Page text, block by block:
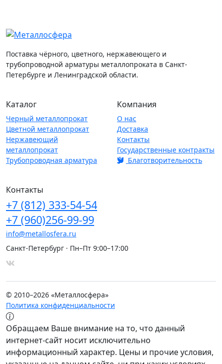
Поставка чёрного, цветного, нержавеющего и
трубопроводной арматуры металлопроката в Санкт-
Петербурге и Ленинградской области.
Каталог
Черный металлопрокат
Цветной металлопрокат
Нержавеющий
металлопрокат
Трубопроводная арматура
Компания
О нас
Доставка
Контакты
Государственные контракты
Благотворительность
Контакты
+7 (812) 333-54-54
+7 (960)256-99-99
info@metallosfera.ru
Санкт-Петербург · Пн–Пт 9:00–17:00
© 2010–2026 «Металлосфера»
Политика конфиденциальности
Обращаем Ваше внимание на то, что данный
интернет-сайт носит исключительно
информационный характер. Цены и прочие условия,